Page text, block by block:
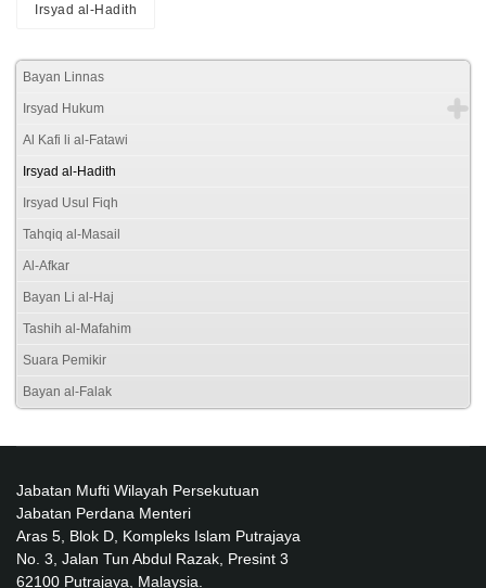
Irsyad al-Hadith
Bayan Linnas
Irsyad Hukum
Al Kafi li al-Fatawi
Irsyad al-Hadith
Irsyad Usul Fiqh
Tahqiq al-Masail
Al-Afkar
Bayan Li al-Haj
Tashih al-Mafahim
Suara Pemikir
Bayan al-Falak
Jabatan Mufti Wilayah Persekutuan
Jabatan Perdana Menteri
Aras 5, Blok D, Kompleks Islam Putrajaya
No. 3, Jalan Tun Abdul Razak, Presint 3
62100 Putrajaya, Malaysia.